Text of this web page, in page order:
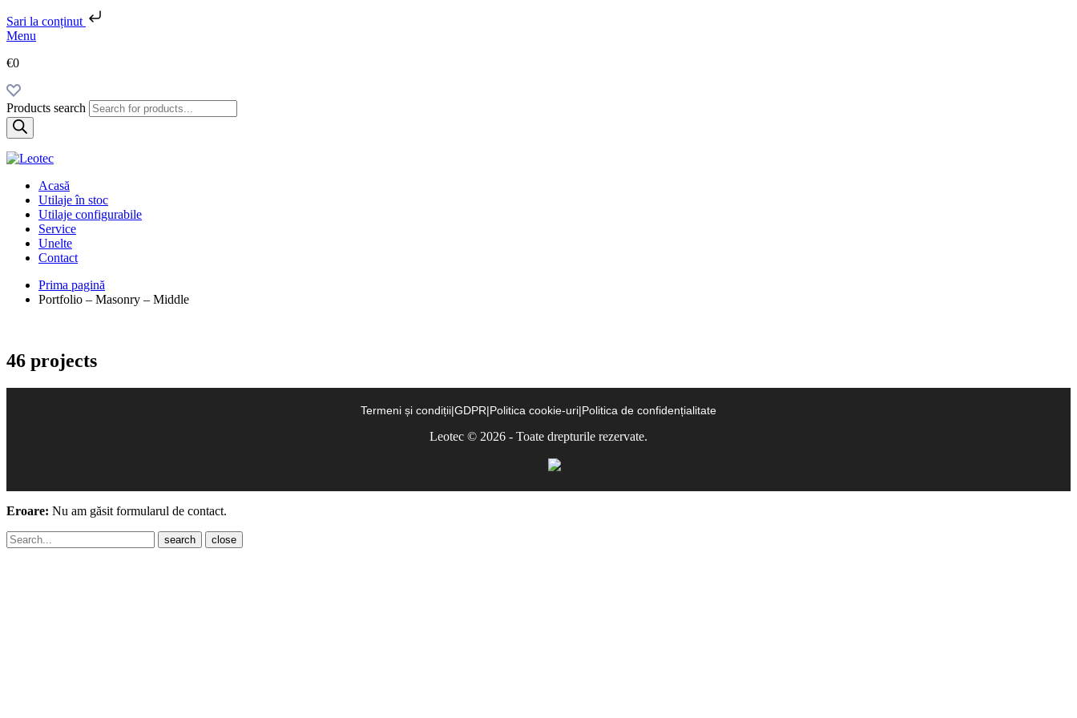
Sari la conținut
Menu
€0
Products search
Acasă
Utilaje în stoc
Utilaje configurabile
Service
Unelte
Contact
Prima pagină
Portfolio – Masonry – Middle
46 projects
Termeni și condiții|GDPR|Politica cookie-uri|Politica de confidențialitate
Leotec © 2026 - Toate drepturile rezervate.
Eroare: Nu am găsit formularul de contact.
close